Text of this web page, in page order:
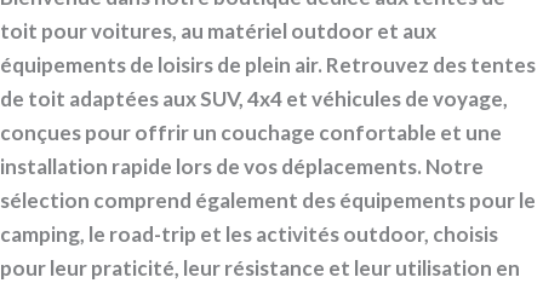
toit pour voitures, au matériel outdoor et aux
équipements de loisirs de plein air. Retrouvez des tentes
de toit adaptées aux SUV, 4x4 et véhicules de voyage,
conçues pour offrir un couchage confortable et une
installation rapide lors de vos déplacements. Notre
sélection comprend également des équipements pour le
camping, le road-trip et les activités outdoor, choisis
pour leur praticité, leur résistance et leur utilisation en